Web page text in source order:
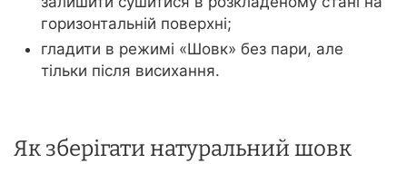
горизонтальній поверхні;
гладити в режимі «Шовк» без пари, але
тільки після висихання.
Як зберігати натуральний шовк